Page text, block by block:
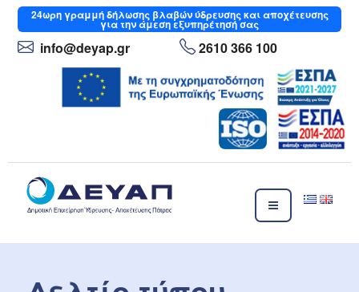
Μετάβαση
στο
περιεχόμενο
24ωρηγραμμή δήλωσης βλαβών ύδρευσης και αποχέτευσης
για την άμεση εξυπηρέτησή σας
info@deyap.gr 2610 366 100
Δημοτική Επιχείρηση Ύδρευσης- Αποχέτευσης Πάτρας